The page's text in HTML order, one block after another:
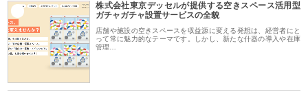
株式会社東京デッセルが提供する空きスペース活用型
ガチャガチャ設置サービスの全貌
店舗や施設の空きスペースを収益源に変える発想は、経営者にと
って常に魅力的なテーマです。しかし、新たな什器の導入や在庫
管理…